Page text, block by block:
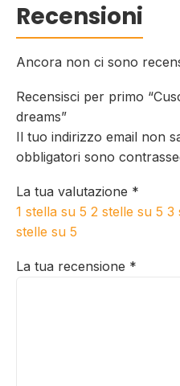
Recensioni
Ancora non ci sono
Recensisci per primo
dreams”
Il tuo indirizzo email non
obbligatori sono
La tua valutazione *
1 stella su 5 2 stelle su 5 3
stelle su 5
La tua recensione *